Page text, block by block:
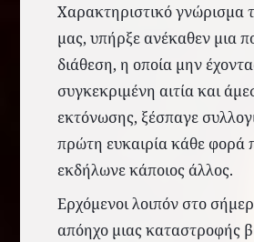
Χαρακτηριστικό γνώρισμα
μας, υπήρξε ανέκαθεν μια
διάθεση, η οποία μην
συγκεκριμένη αιτία και
εκτόνωσης, ξέσπαγε
πρώτη ευκαιρία κάθε φορά
εκδήλωνε κάποιος άλλος.
Ερχόμενοι λοιπόν στο
απόηχο μιας καταστροφής